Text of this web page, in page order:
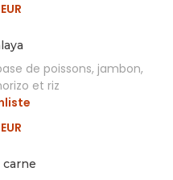
de poissons, jambon,
et riz